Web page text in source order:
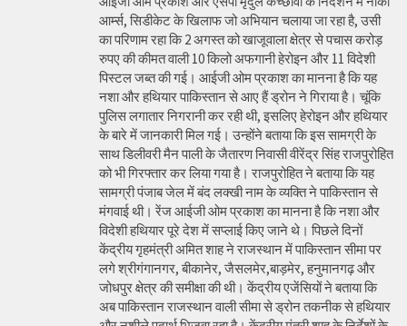
आर्म्स, सिडीकेट के खिलाफ जो अभियान चलाया जा रहा है, उसी
का परिणाम रहा कि 2 अगस्त को खाजूवाला क्षेत्र से पचास करोड़
रुपए की कीमत वाली 10 किलो अफगानी हेरोइन और 11 विदेशी
पिस्टल जब्त की गई। आईजी ओम प्रकाश का मानना है कि यह
नशा और हथियार पाकिस्तान से आए हैं ड्रोन ने गिराया है। चूंकि
पुलिस लगातार निगरानी कर रही थी, इसलिए हेरोइन और हथियार
के बारे में जानकारी मिल गई। उन्होंने बताया कि इस सामग्री के
साथ डिलीवरी मैन पाली के जैतारण निवासी वीरेंद्र सिंह राजपुरोहित
को भी गिरफ्तार कर लिया गया है। राजपुरोहित ने बताया कि यह
सामग्री पंजाब जेल में बंद लक्खी नाम के व्यक्ति ने पाकिस्तान से
मंगवाई थी। रेंज आईजी ओम प्रकाश का मानना है कि नशा और
विदेशी हथियार पूरे देश में सप्लाई किए जाने थे। पिछले दिनों
केंद्रीय गृहमंत्री अमित शाह ने राजस्थान में पाकिस्तान सीमा पर
लगे श्रीगंगानगर, बीकानेर, जैसलमेर,बाड़मेर, हनुमानगढ़ और
जोधपुर क्षेत्र की समीक्षा की थी। केंद्रीय एजेंसियों ने बताया कि
अब पाकिस्तान राजस्थान वाली सीमा से ड्रोन तकनीक से हथियार